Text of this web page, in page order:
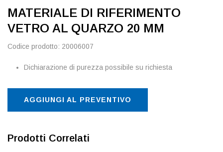
MATERIALE DI RIFERIMENTO
VETRO AL QUARZO 20 MM
Codice prodotto: 20006007
Dichiarazione di purezza possibile su richiesta
AGGIUNGI AL PREVENTIVO
Prodotti Correlati